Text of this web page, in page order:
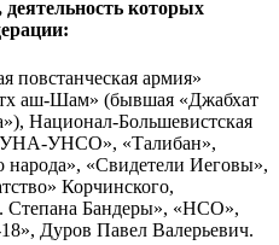
деятельность которых
повстанческая армия»
аш-Шам» (бывшая «Джабхат
Национал-Большевистская
УНСО», «Талибан»,
народа», «Свидетели Иеговы»,
Корчинского,
Степана Бандеры», «НСО»,
Дуров Павел Валерьевич.